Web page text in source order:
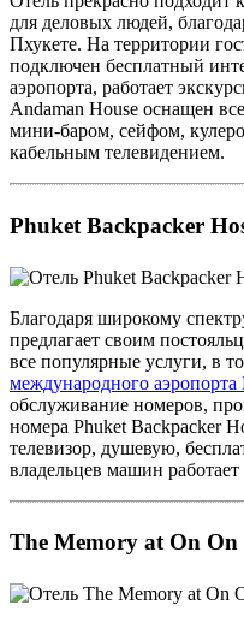
для деловых людей,
Пхукете. На территории
подключен бесплатный
аэропорта, работает
Andaman House оснащен
мини-баром, сейфом,
кабельным телевидением.
Phuket Backpacker
Благодаря широкому
предлагает своим
все популярные услуги, в
международного аэропорта
обслуживание номеров,
номера Phuket Backpacker
телевизор, душевую,
владельцев машин работает
The Memory at On On